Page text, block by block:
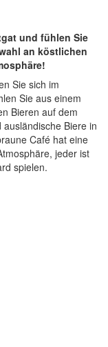
und fühlen Sie
an köstlichen
Sie sich im
Sie aus einem
Bieren auf dem
Biere in
Café hat eine
jeder ist
spielen.